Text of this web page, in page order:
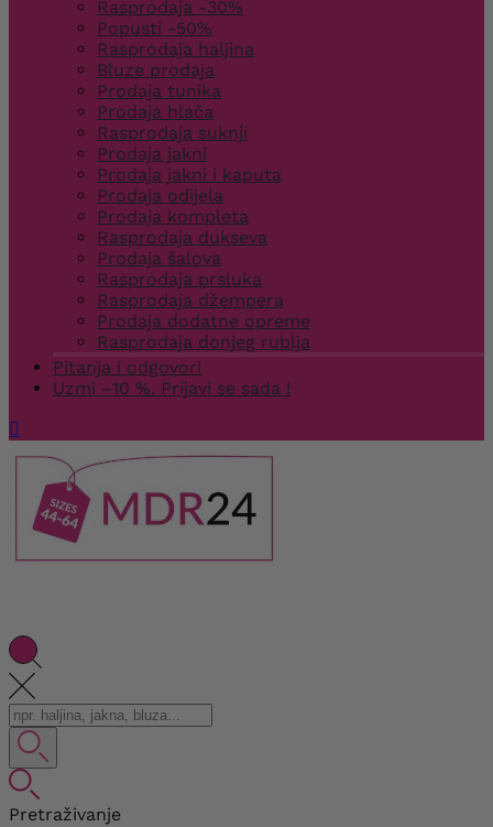
Rasprodaja -30%
Popusti -50%
Rasprodaja haljina
Bluze prodaja
Prodaja tunika
Prodaja hlača
Rasprodaja suknji
Prodaja jakni
Prodaja jakni i kaputa
Prodaja odijela
Prodaja kompleta
Rasprodaja dukseva
Prodaja šalova
Rasprodaja prsluka
Rasprodaja džempera
Prodaja dodatne opreme
Rasprodaja donjeg rublja
Pitanja i odgovori
Uzmi –10 %. Prijavi se sada !

Pretraživanje